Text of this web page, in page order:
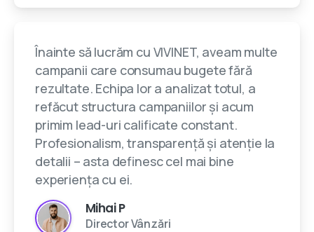
Înainte să lucrăm cu VIVINET, aveam multe
campanii care consumau bugete fără
rezultate. Echipa lor a analizat totul, a
refăcut structura campaniilor și acum
primim lead-uri calificate constant.
Profesionalism, transparență și atenție la
detalii – asta definesc cel mai bine
experiența cu ei.
Mihai P
Director Vânzări